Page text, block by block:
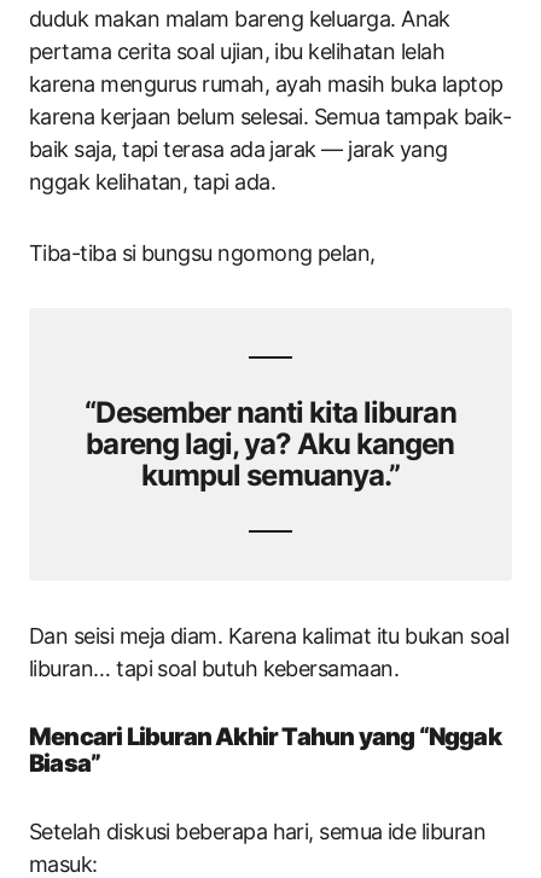
duduk makan malam bareng keluarga. Anak
pertama cerita soal ujian, ibu kelihatan lelah
karena mengurus rumah, ayah masih buka laptop
karena kerjaan belum selesai. Semua tampak baik-
baik saja, tapi terasa ada jarak — jarak yang
nggak kelihatan, tapi ada.
Tiba-tiba si bungsu ngomong pelan,
“Desember nanti kita liburan
bareng lagi, ya? Aku kangen
kumpul semuanya.”
Dan seisi meja diam. Karena kalimat itu bukan soal
liburan… tapi soal butuh kebersamaan.
Mencari Liburan Akhir Tahun yang “Nggak
Biasa”
Setelah diskusi beberapa hari, semua ide liburan
masuk: